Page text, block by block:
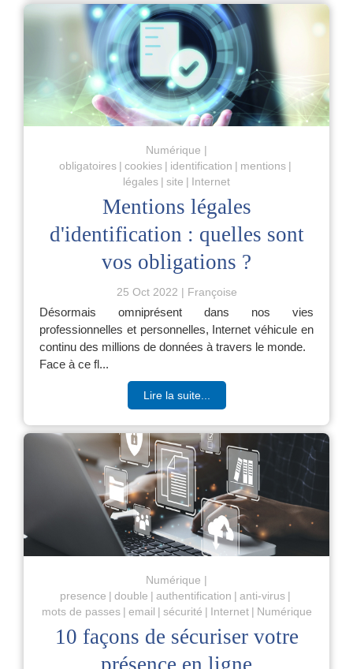
Numérique
obligatoires
cookies identification
mentions
légales
site Internet
Mentions légales
d'identification : quelles sont
vos obligations ?
25 Oct 2022 Françoise
Désormais omniprésent dans nos vies
professionnelles et personnelles, Internet véhicule en
continu des millions de données à travers le monde.
Face à ce fl...
Lire la suite...
Numérique
presence
double authentification
anti-virus
mots de passes
email sécurité Internet Numérique
10 façons de sécuriser votre
présence en ligne